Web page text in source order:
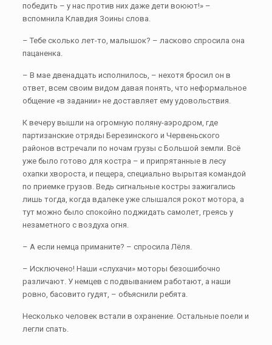
победить – у нас против них даже дети воюют!» –
вcпомнила Клавдия Зоины слова.
– Тебе сколько лет-то, малышок? – ласково спросила она
пацаненка.
– В мае двенадцать иcполнилось, – нехотя бросил он в
ответ, всем своим видом давая понять, что неформальное
общение «в задании» не доставляет ему удовольствия.
К вечеру вышли на огромную поляну-аэродром, где
партизанские отряды Березинского и Червеньского
районов встречали по ночам грузы с Большой земли. Всё
уже было готово для костра – и припрятанные в лесу
охапки хвороста, и пещера, специально вырытая командой
по приемке грузов. Ведь сигнальные костры зажигались
лишь тогда, когда вдалеке уже слышался рокот мотора, а
тут можно было спокойно поджидать самолет, греясь у
незаметного с воздуха огня.
– А если немца приманите? – спросила Лёля.
– Исключено! Наши «слухачи» моторы безошибочно
различают. У немцев с подвыванием работают, а наши
ровно, басовито гудят, – объяснили ребята.
Несколько человек встали в охранение. Остальные поели и
легли спать.